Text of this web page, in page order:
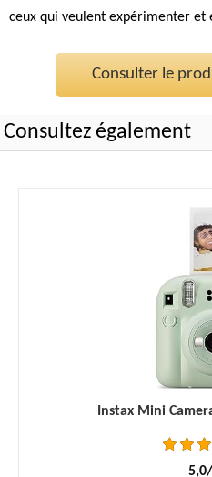
ceux qui veulent expérimenter et
Consulter le
Consultez également
Instax Mini